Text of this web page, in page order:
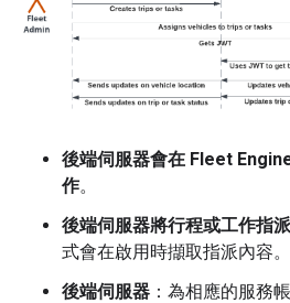
後端伺服器會在 Fleet
作。
後端伺服器將行程或工作指
式會在啟用時擷取指派內容。
後端伺服器 ：為相應的服務